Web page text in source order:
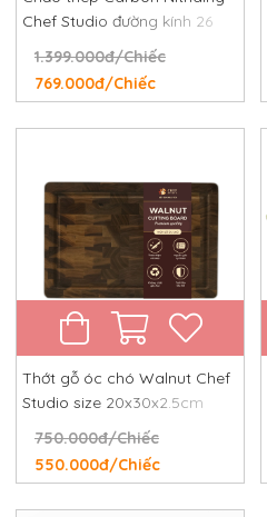
Chef Studio đường kính 26
cm, chống dính tự nhiên,
chống rỉ, chống xước
1.399.000đ/Chiếc
769.000đ/Chiếc
Thớt gỗ óc chó Walnut Chef
Studio size 20x30x2.5cm
750.000đ/Chiếc
550.000đ/Chiếc